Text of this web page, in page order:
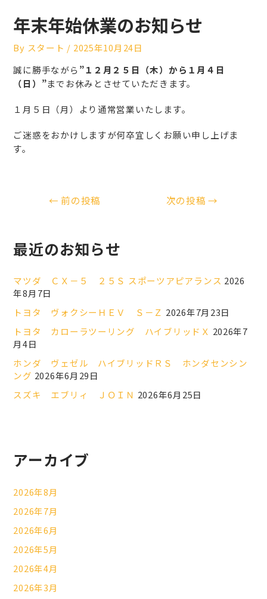
年末年始休業のお知らせ
By スタート / 2025年10月24日
誠に勝手ながら ”１２月２５日（木）から１月４日
（日）”までお休みとさせていただきます。
１月５日（月）より通常営業いたします。
ご迷惑をおかけしますが何卒宜しくお願い申し上げま
す。
← 前の投稿 次の投稿→
最近のお知らせ
マツダ ＣＸ－５ ２５Ｓ スポーツアピアランス 2026
年8月7日
トヨタ ヴォクシーＨＥＶ Ｓ－Ｚ 2026年7月23日
トヨタ カローラツーリング ハイブリッドＸ 2026年7
月4日
ホンダ ヴェゼル ハイブリッドＲＳ ホンダセンシン
ング 2026年6月29日
スズキ エブリィ ＪＯＩＮ 2026年6月25日
アーカイブ
2026年8月
2026年7月
2026年6月
2026年5月
2026年4月
2026年3月